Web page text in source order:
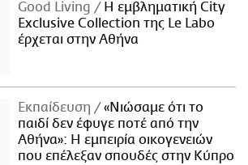
Good Living
Η εμβληματική City
Exclusive Collection της Le Labo
έρχεται στην Αθήνα
Εκπαίδευση
«Νιώσαμε ότι το
παιδί δεν έφυγε ποτέ από την
Αθήνα»: Η εμπειρία οικογενειών
που επέλεξαν σπουδές στην Κύπρο